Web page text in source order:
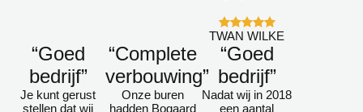
TWAN WILKE
“Goed
bedrijf”
Je kunt gerust
stellen dat wij
“Complete
verbouwing”
Onze buren
hadden Bogaard
“Goed
bedrijf”
Nadat wij in 2018
een aantal